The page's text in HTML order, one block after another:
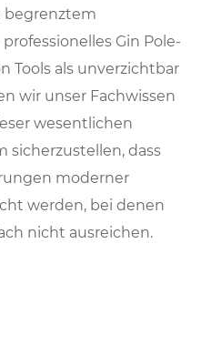
begrenztem
Gin Pole-
Tools als unverzichtbar
wir unser Fachwissen
wesentlichen
sicherzustellen, dass
moderner
werden, bei denen
nicht ausreichen.